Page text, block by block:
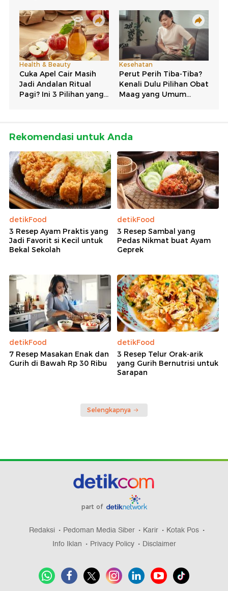
Rekomendasi untuk Anda
detikFood
3 Resep Ayam Praktis yang
Jadi Favorit si Kecil untuk
Bekal Sekolah
detikFood
3 Resep Sambal yang
Pedas Nikmat buat Ayam
Geprek
detikFood
7 Resep Masakan Enak dan
Gurih di Bawah Rp 30 Ribu
detikFood
3 Resep Telur Orak-arik
yang Gurih Bernutrisi untuk
Sarapan
Selengkapnya
part of
Redaksi Pedoman Media Siber Karir
Kotak Pos
Info Iklan
Privacy Policy Disclaimer